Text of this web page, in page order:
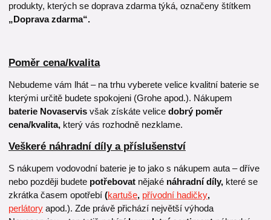
produkty, kterých se doprava zdarma týká, označeny štítkem
„Doprava zdarma“.
Poměr cena/kvalita
Nebudeme vám lhát – na trhu vyberete velice kvalitní baterie se
kterými určitě budete spokojeni (Grohe apod.). Nákupem
baterie Novaservis však získáte velice dobrý poměr
cena/kvalita, který vás rozhodně nezklame.
Veškeré náhradní díly a příslušenství
S nákupem vodovodní baterie je to jako s nákupem auta – dříve
nebo později budete potřebovat nějaké náhradní díly, které se
zkrátka časem opotřebí (kartuše, přívodní hadičky,
perlátory apod.). Zde právě přichází největší výhoda